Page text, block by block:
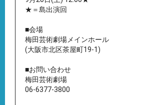
★＝島出演回
■会場
梅田芸術劇場メインホール
(大阪市北区茶屋町19-1)
■お問い合わせ
梅田芸術劇場
06-6377-3800